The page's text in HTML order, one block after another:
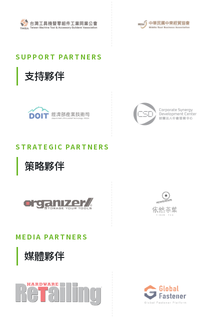
SUPPORT PARTNERS
支持夥伴
STRATEGIC PARTNERS
策略夥伴
MEDIA PARTNERS
媒體夥伴